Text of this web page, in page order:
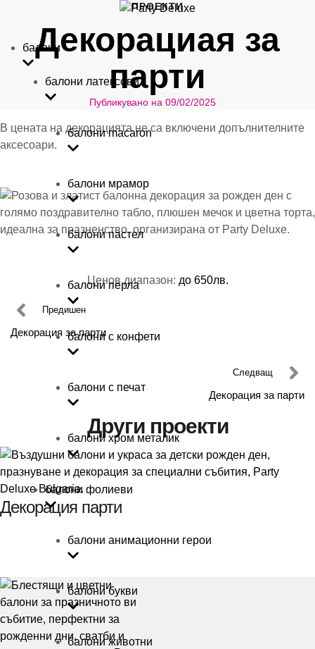
балони
балони латексови
балони macaron
балони мрамор
балони пастел
балони перла
балони с конфети
балони с печат
балони хром металик
балони фолиеви
балони анимационни герои
балони букви
балони животни
ПОДАРЪЦИ
Декорации
ПРОЕКТИ
Декорациая за
парти
Публикувано на 09/02/2025
В цената на декорацията не са включени допълнителните
аксесоари.
Ценов диапазон: до 650лв.
Предишен
Декорация за парти
Следващ
Декорация за парти
Други проекти
Декорация парти